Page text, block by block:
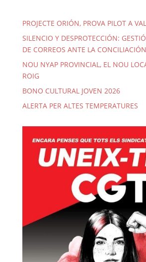
PROJECTE ORIÓN, PROVA PILOT A
SILENCIO Y DESPROTECCIÓN:
DE CORREOS ANTE LA
NOU NYAP PROVINCIAL, EL NOU
ROIG
BONO CULTURAL JOVEN 2026
ALERTA PER ALTES TEMPERATURES